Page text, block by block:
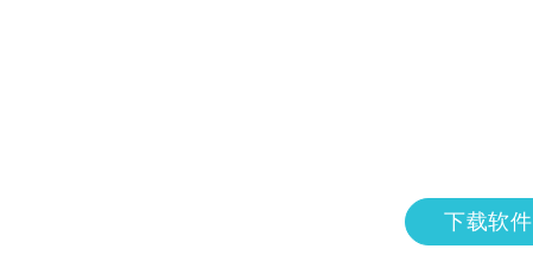
下载软件